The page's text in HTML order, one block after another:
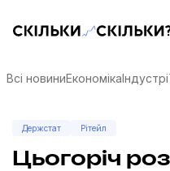
Скільки-скільки? —
Всі новиниЕкономіка
Держстат Рітейл
Цьогоріч